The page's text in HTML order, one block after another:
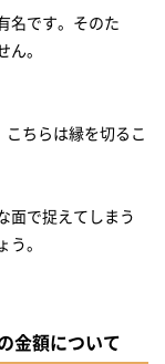
名です。そのた
。
ちらは縁を切るこ
面で捉えてしまう
。
金額について